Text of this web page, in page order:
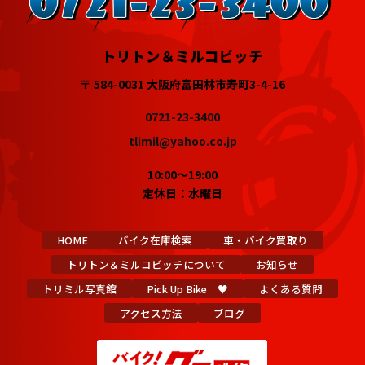
トリトン＆ミルコビッチ
〒 584-0031 大阪府富田林市寿町3-4-16
0721-23-3400
tlimil@yahoo.co.jp
10:00～19:00
定休日：水曜日
HOME バイク在庫検索
車・バイク買取り
トリトン＆ミルコビッチについて
お知らせ
トリミル写真館
Pick Up Bike ♥
よくある質問
アクセス方法
ブログ